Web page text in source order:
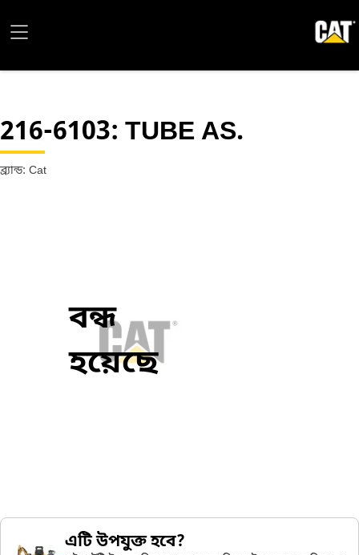
216-6103: TUBE AS.
ব্র্যান্ড: Cat
বন্ধ
হয়েছে
এটি উপযুক্ত হবে?